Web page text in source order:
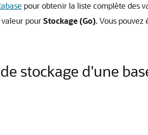
pour obtenir la liste complète des
pourStockage (Go). Vous
stockage d'une